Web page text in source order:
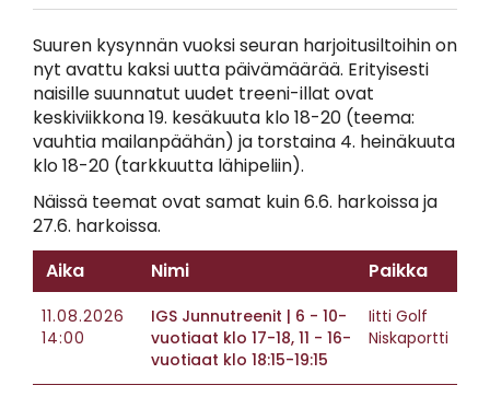
Suuren kysynnän vuoksi seuran harjoitusiltoihin on
nyt avattu kaksi uutta päivämäärää. Erityisesti
naisille suunnatut uudet treeni-illat ovat
keskiviikkona 19. kesäkuuta klo 18-20 (teema:
vauhtia mailanpäähän) ja torstaina 4. heinäkuuta
klo 18-20 (tarkkuutta lähipeliin).
Näissä teemat ovat samat kuin 6.6. harkoissa ja
27.6. harkoissa.
Aika
Nimi Paikka
11.08.2026
14:00
IGS Junnutreenit | 6 - 10-
vuotiaat klo 17-18, 11 - 16-
vuotiaat klo 18:15-19:15
Iitti Golf
Niskaportti